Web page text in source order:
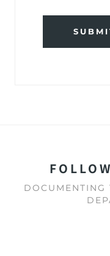
FOLLOW
DOCUMENTING